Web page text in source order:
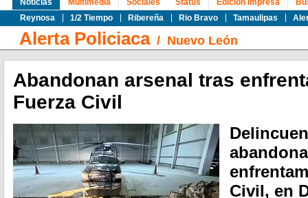
Noticias
Reynosa
1/2 Tiempo Ribereña Rio Bravo Tamaulipas
Multimedia Sociales Status Edición Impresa
Alerta Policiaca/ Nuevo León
Abandonan arsenal tras
Fuerza Civil
Civil, en